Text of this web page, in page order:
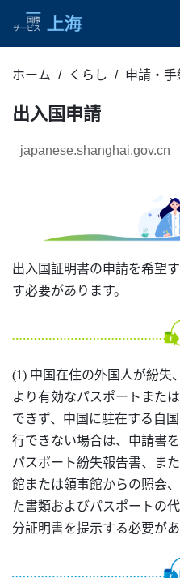
ホーム くらし 申請・手
出入国申請
japanese.shanghai.gov.cn
出入国証明書の申請を希望
す必要があります。
(1) 中国在住の外国人が紛失
より有効なパスポートまた
できず、中国に駐在する自
行できない場合は、申請書
パスポート紛失報告書、ま
館または領事館からの照会
た書類およびパスポートの
分証明書を提示する必要があ